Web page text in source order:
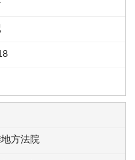
方法院